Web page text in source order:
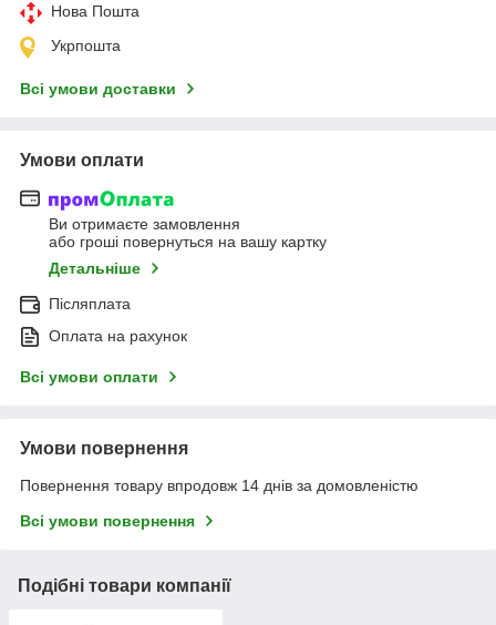
Нова Пошта
Укрпошта
Всі умови доставки
Умови оплати
Ви отримаєте замовлення
або гроші повернуться на вашу картку
Детальніше
Післяплата
Оплата на рахунок
Всі умови оплати
Умови повернення
Повернення товару впродовж 14 днів за домовленістю
Всі умови повернення
Подібні товари компанії